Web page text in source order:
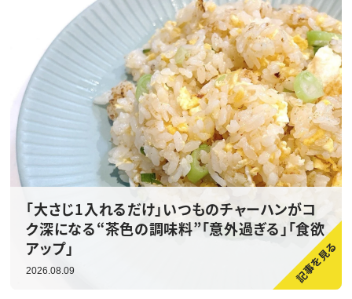
「大さじ1入れるだけ」いつものチャーハンがコ
ク深になる“茶色の調味料”「意外過ぎる」「食欲
アップ」
2026.08.09